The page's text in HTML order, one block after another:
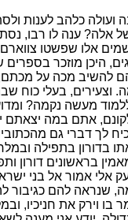
ועולה כלהב לענות
אלה? ענה לו רבו,
אלו שפשטו
היכן מוזכר
להשיב מכה על
וצעירים, בעלי כוח
מעשה נקמה?
אתם במה יצאתם
לך דברי גם
בדורון בתפילה
בראשונים דורון
אלי אמור אל בני
שנראה להם כגיבור
בו וירק את חניכיו,